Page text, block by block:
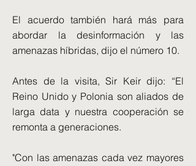
El acuerdo también hará más para
abordar la desinformación y las
amenazas híbridas, dijo el número 10.
Antes de la visita, Sir Keir dijo: “El
Reino Unido y Polonia son aliados de
larga data y nuestra cooperación se
remonta a generaciones.
"Con las amenazas cada vez mayores